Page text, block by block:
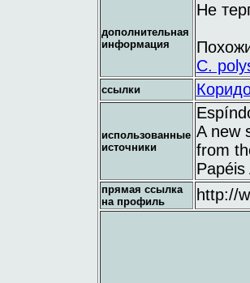
дополнительная
информация
Не
C.
ссылки
использованные
источники
A new
from
прямая ссылка
на профиль
http://